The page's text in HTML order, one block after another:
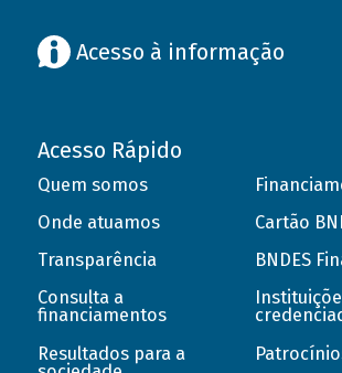
Acesso à informação
Acesso Rápido
Quem somos
Onde atuamos
Transparência
Consulta a
financiamentos
Resultados para a
Cartão
BNDES